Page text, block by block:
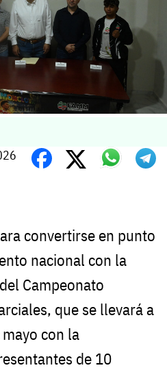
convertirse en punto
nacional con la
Campeonato
que se llevará a
con la
de 10